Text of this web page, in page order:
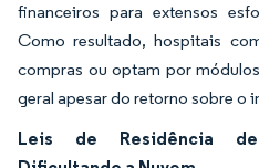
financeiros para extensos
Como resultado, hospitais
compras ou optam por
geral apesar do retorno sobre o
Leis de Residência de